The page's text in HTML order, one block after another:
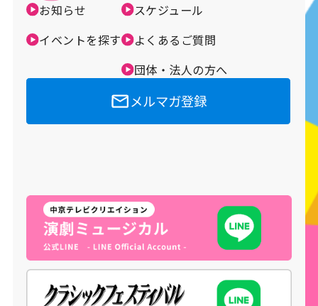
メルマガ登録
お知らせ
イベントを探す
スケジュール
よくあるご質問
団体・法人の方へ
メルマガ登録